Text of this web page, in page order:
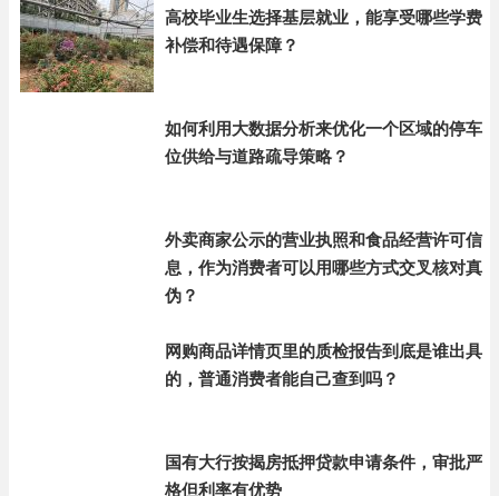
高校毕业生选择基层就业，能享受哪些学费
补偿和待遇保障？
如何利用大数据分析来优化一个区域的停车
位供给与道路疏导策略？
外卖商家公示的营业执照和食品经营许可信
息，作为消费者可以用哪些方式交叉核对真
伪？
网购商品详情页里的质检报告到底是谁出具
的，普通消费者能自己查到吗？
国有大行按揭房抵押贷款申请条件，审批严
格但利率有优势